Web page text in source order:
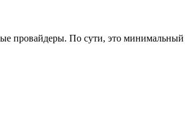
провайдеры. По сути, это